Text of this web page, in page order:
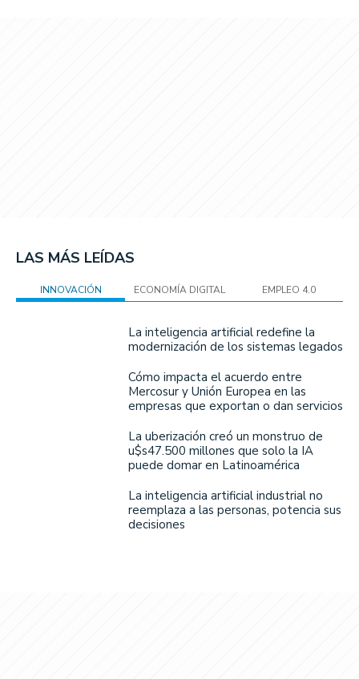
LAS MÁS LEÍDAS
INNOVACIÓN ECONOMÍA DIGITAL EMPLEO 4.0
La inteligencia artificial redefine la
modernización de los sistemas legados
Cómo impacta el acuerdo entre
Mercosur y Unión Europea en las
empresas que exportan o dan servicios
La uberización creó un monstruo de
u$s47.500 millones que solo la IA
puede domar en Latinoamérica
La inteligencia artificial industrial no
reemplaza a las personas, potencia sus
decisiones